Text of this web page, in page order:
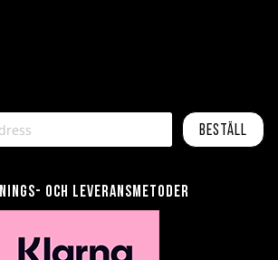
Beställ
och leveransmetoder